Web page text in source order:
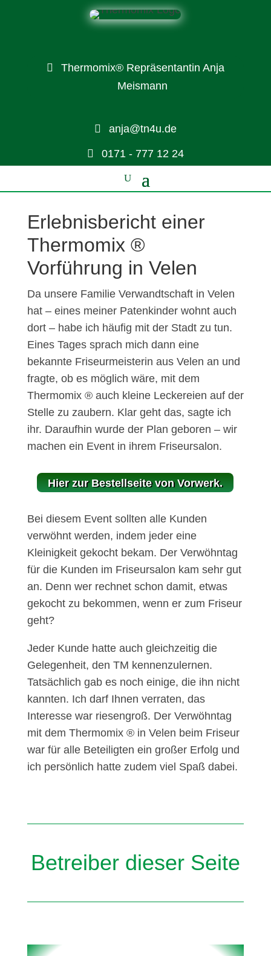
Thermomix® Repräsentantin Anja
Meismann
anja@tn4u.de
0171 - 777 12 24
Erlebnisbericht einer
Thermomix ®
Vorführung in Velen
Da unsere Familie Verwandtschaft in Velen
hat – eines meiner Patenkinder wohnt auch
dort – habe ich häufig mit der Stadt zu tun.
Eines Tages sprach mich dann eine
bekannte Friseurmeisterin aus Velen an und
fragte, ob es möglich wäre, mit dem
Thermomix ® auch kleine Leckereien auf der
Stelle zu zaubern. Klar geht das, sagte ich
ihr. Daraufhin wurde der Plan geboren – wir
machen ein Event in ihrem Friseursalon.
Hier zur Bestellseite von Vorwerk.
Bei diesem Event sollten alle Kunden
verwöhnt werden, indem jeder eine
Kleinigkeit gekocht bekam. Der Verwöhntag
für die Kunden im Friseursalon kam sehr gut
an. Denn wer rechnet schon damit, etwas
gekocht zu bekommen, wenn er zum Friseur
geht?
Jeder Kunde hatte auch gleichzeitig die
Gelegenheit, den TM kennenzulernen.
Tatsächlich gab es noch einige, die ihn nicht
kannten. Ich darf Ihnen verraten, das
Interesse war riesengroß. Der Verwöhntag
mit dem Thermomix ® in Velen beim Friseur
war für alle Beteiligten ein großer Erfolg und
ich persönlich hatte zudem viel Spaß dabei.
Betreiber dieser Seite